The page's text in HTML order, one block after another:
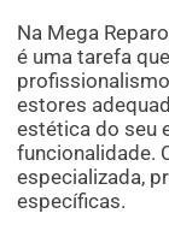
Na Mega
é uma tarefa
estores
estética do seu
funcionalidade.
especializada,
específicas.